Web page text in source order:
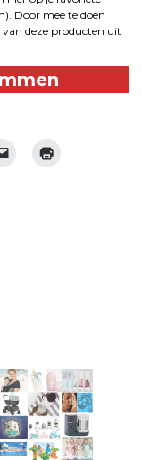
Door mee te doen
deze producten uit